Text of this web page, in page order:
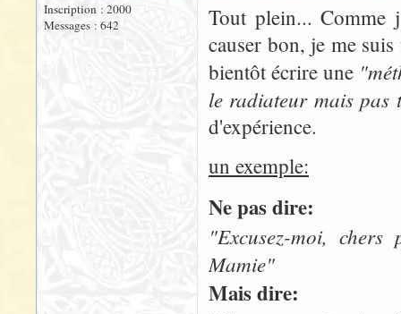
Inscription : 2000
Messages : 642
Tout plein... Comme
causer bon, je me
bientôt écrire une
le radiateur mais pas
d'expérience.
un exemple:
Ne pas dire:
"Excusez-moi,
Mamie"
Mais dire: